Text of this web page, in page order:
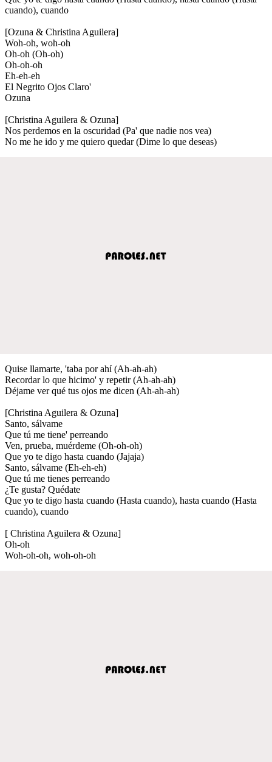
cuando), cuando
[Ozuna & Christina Aguilera]
Woh-oh, woh-oh
Oh-oh (Oh-oh)
Oh-oh-oh
Eh-eh-eh
El Negrito Ojos Claro'
Ozuna
[Christina Aguilera & Ozuna]
Nos perdemos en la oscuridad (Pa' que nadie nos vea)
No me he ido y me quiero quedar (Dime lo que deseas)
Quise llamarte, 'taba por ahí (Ah-ah-ah)
Recordar lo que hicimo' y repetir (Ah-ah-ah)
Déjame ver qué tus ojos me dicen (Ah-ah-ah)
[Christina Aguilera & Ozuna]
Santo, sálvame
Que tú me tiene' perreando
Ven, prueba, muérdeme (Oh-oh-oh)
Que yo te digo hasta cuando (Jajaja)
Santo, sálvame (Eh-eh-eh)
Que tú me tienes perreando
¿Te gusta? Quédate
Que yo te digo hasta cuando (Hasta cuando), hasta cuando (Hasta
cuando), cuando
[ Christina Aguilera & Ozuna]
Oh-oh
Woh-oh-oh, woh-oh-oh